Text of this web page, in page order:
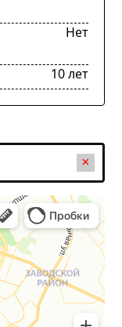
Нет
10 лет
×